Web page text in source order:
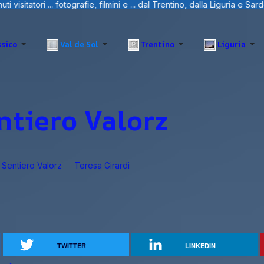
... dal Trentino, dalla Liguria e Sardegna.
Val de Sol Trentino Liguria
Valorz
Sentiero Valorz
Teresa Girardi
TWITTER LINKEDIN